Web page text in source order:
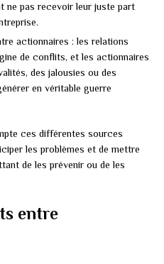
ne pas recevoir leur juste part
actionnaires : les relations
de conflits, et les actionnaires
des jalousies ou des
en véritable guerre
ces différentes sources
les problèmes et de mettre
de les prévenir ou de les
entre